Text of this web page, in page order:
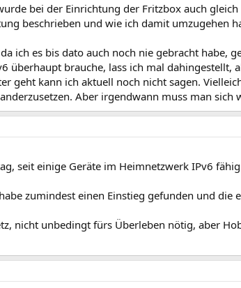
bei der Einrichtung der Fritzbox auch
beschrieben und wie ich damit umzugehen
ich es bis dato auch noch nie gebracht habe,
überhaupt brauche, lass ich mal dahingestellt,
geht kann ich aktuell noch nicht sagen.
Aber irgendwann muss man sich
seit einige Geräte im Heimnetzwerk IPv6
zumindest einen Einstieg gefunden und die
nicht unbedingt fürs Überleben nötig, aber